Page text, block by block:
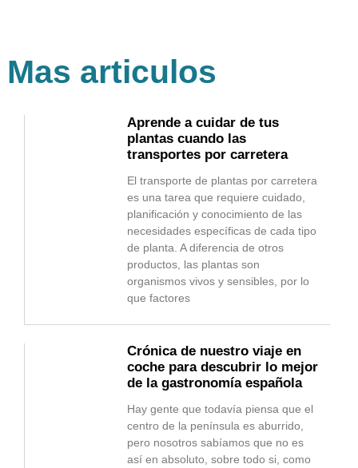
Mas articulos
Aprende a cuidar de tus
plantas cuando las
transportes por carretera
El transporte de plantas por carretera
es una tarea que requiere cuidado,
planificación y conocimiento de las
necesidades específicas de cada tipo
de planta. A diferencia de otros
productos, las plantas son
organismos vivos y sensibles, por lo
que factores
Crónica de nuestro viaje en
coche para descubrir lo mejor
de la gastronomía española
Hay gente que todavía piensa que el
centro de la península es aburrido,
pero nosotros sabíamos que no es
así en absoluto, sobre todo si, como